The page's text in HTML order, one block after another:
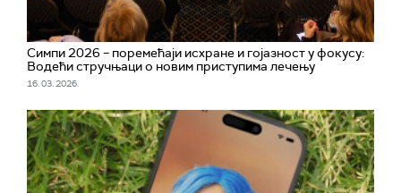
Симпи 2026 – поремећаји исхране и гојазност у фокусу:
Водећи стручњаци о новим приступима лечењу
16. 03. 2026.